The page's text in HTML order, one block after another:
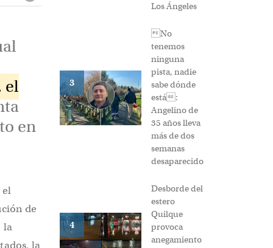
el
en
el
de
la
la
Los Ángeles
3
No
tenemos
ninguna
pista, nadie
sabe dónde
está:
Angelino de
35 años lleva
más de dos
semanas
desaparecido
4
Desborde del
estero
Quilque
provoca
anegamiento